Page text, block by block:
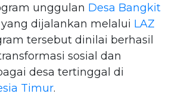
unggulan Desa Bangkit
yang dijalankan melalui LAZ
tersebut dinilai berhasil
sosial dan
desa tertinggal di
Timur.